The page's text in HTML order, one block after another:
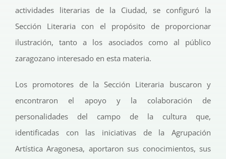
actividades literarias de la Ciudad, se configuró la
Sección Literaria con el propósito de proporcionar
ilustración, tanto a los asociados como al público
zaragozano interesado en esta materia.
Los promotores de la Sección Literaria buscaron y
encontraron el apoyo y la colaboración de
personalidades del campo de la cultura que,
identificadas con las iniciativas de la Agrupación
Artística Aragonesa, aportaron sus conocimientos, sus